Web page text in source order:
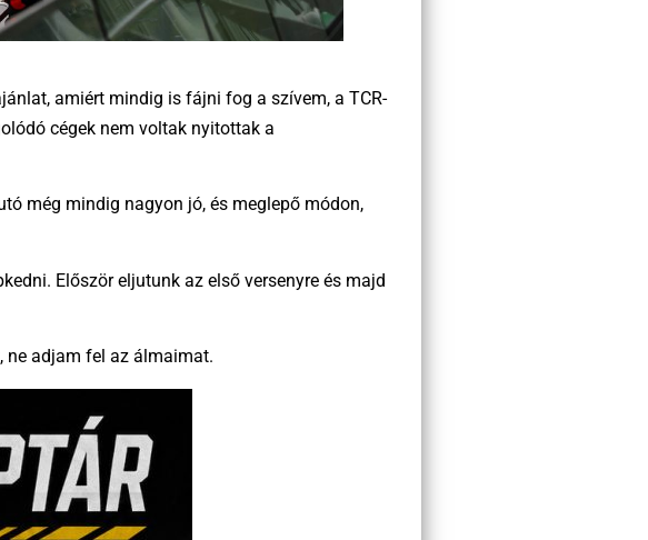
amiért mindig is fájni fog a szívem, a TCR-
cégek nem voltak nyitottak a
még mindig nagyon jó, és meglepő módon,
Először eljutunk az első versenyre és majd
ne adjam fel az álmaimat.